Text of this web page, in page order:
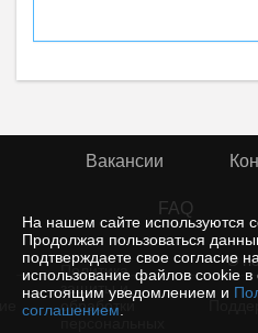
На нашем сайте используются
Продолжая пользоваться
подтверждаете свое согласие на
использование файлов cookie в
настоящим уведомлением и
соглашением
Вакансии
FAQ
©
Политика
защиты и
обработки